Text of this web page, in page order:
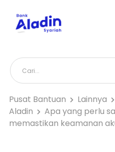
Pusat Bantuan Lainnya
Aladin
Apa yang perlu
memastikan keamanan